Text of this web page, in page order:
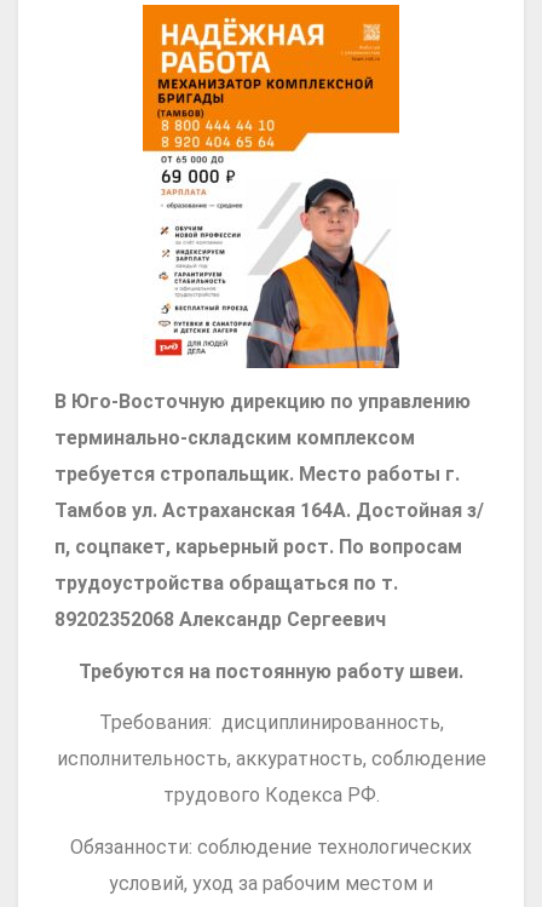
В Юго-Восточную дирекцию по управлению
терминально-складским комплексом
требуется стропальщик. Место работы г.
Тамбов ул. Астраханская 164А. Достойная з/
п, соцпакет, карьерный рост. По вопросам
трудоустройства обращаться по т.
89202352068 Александр Сергеевич
Требуются на постоянную работу швеи.
Требования: дисциплинированность,
исполнительность, аккуратность, соблюдение
трудового Кодекса РФ.
Обязанности: соблюдение технологических
условий, уход за рабочим местом и